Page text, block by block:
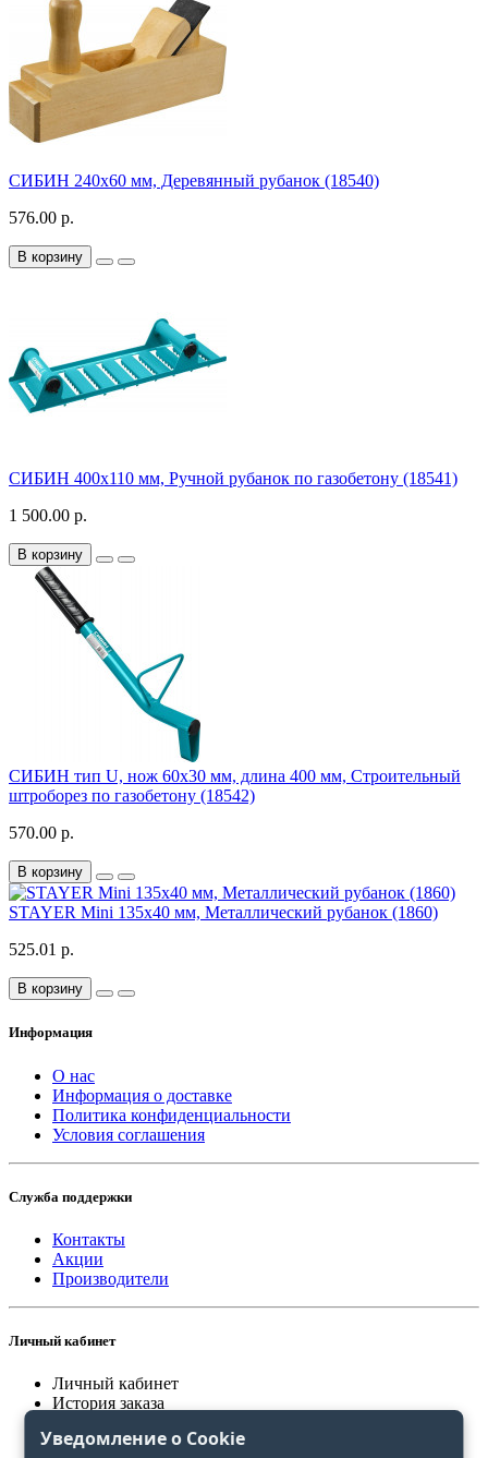
СИБИН 240х60 мм, Деревянный рубанок (18540)
576.00 р.
В корзину
СИБИН 400х110 мм, Ручной рубанок по газобетону (18541)
1 500.00 р.
В корзину
СИБИН тип U, нож 60х30 мм, длина 400 мм, Строительный
штроборез по газобетону (18542)
570.00 р.
В корзину
STAYER Mini 135х40 мм, Металлический рубанок (1860)
525.01 р.
В корзину
Информация
О нас
Информация о доставке
Политика конфиденциальности
Условия соглашения
Служба поддержки
Контакты
Акции
Производители
Личный кабинет
Личный кабинет
История заказа
Сравнение
Уведомление о Cookie